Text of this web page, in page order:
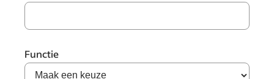
Functie